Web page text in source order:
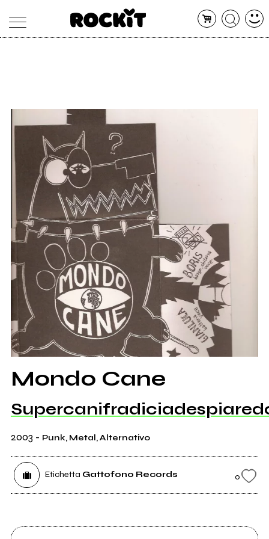
CONCERTI
SHOP
RADIO
Mondo Cane
2003 - Punk, Metal, Alternativo
Etichetta Gattofono Records 0